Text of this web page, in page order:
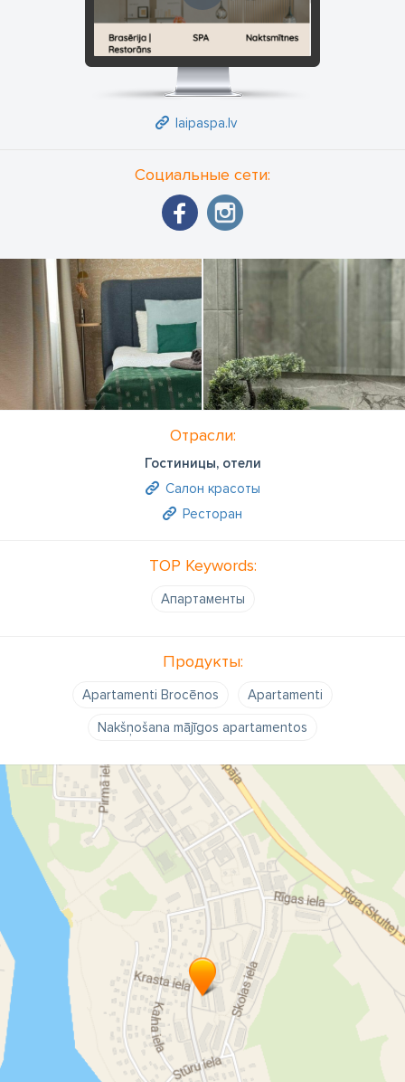
laipaspa.lv
Социальные сети:
Отрасли:
Гостиницы, отели
Салон красоты
Ресторан
TOP Keywords:
Апартаменты
Продукты:
Apartamenti Brocēnos
Apartamenti
Nakšņošana mājīgos apartamentos